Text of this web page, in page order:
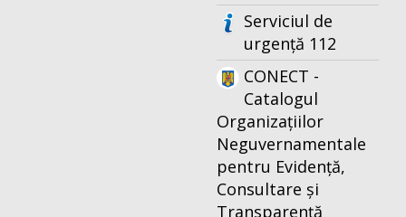
Serviciul de
urgență 112
CONECT -
Catalogul
Organizațiilor
Neguvernamentale
pentru Evidență,
Consultare și
Transparență